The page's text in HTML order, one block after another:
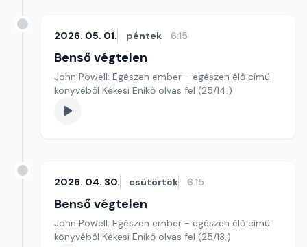
2026. 05. 01. péntek 6:15
Benső végtelen
John Powell: Egészen ember - egészen élő című
könyvéből Kékesi Enikő olvas fel (25/14.)
2026. 04. 30. csütörtök 6:15
Benső végtelen
John Powell: Egészen ember - egészen élő című
könyvéből Kékesi Enikő olvas fel (25/13.)